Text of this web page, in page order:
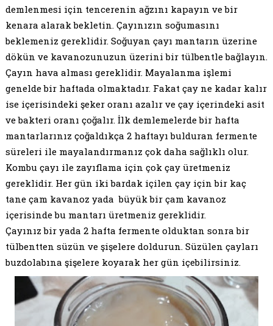
demlenmesi için tencerenin ağzını kapayın ve bir
kenara alarak bekletin. Çayınızın soğumasını
beklemeniz gereklidir. Soğuyan çayı mantarın üzerine
dökün ve kavanozunuzun üzerini bir tülbentle bağlayın.
Çayın hava alması gereklidir. Mayalanma işlemi
genelde bir haftada olmaktadır. Fakat çay ne kadar kalır
ise içerisindeki şeker oranı azalır ve çay içerindeki asit
ve bakteri oranı çoğalır. İlk demlemelerde bir hafta
mantarlarınız çoğaldıkça 2 haftayı bulduran fermente
süreleri ile mayalandırmanız çok daha sağlıklı olur.
Kombu çayı ile zayıflama için çok çay üretmeniz
gereklidir. Her gün iki bardak içilen çay için bir kaç
tane çam kavanoz yada büyük bir çam kavanoz
içerisinde bu mantarı üretmeniz gereklidir.
Çayınız bir yada 2 hafta fermente olduktan sonra bir
tülbentten süzün ve şişelere doldurun. Süzülen çayları
buzdolabına şişelere koyarak her gün içebilirsiniz.